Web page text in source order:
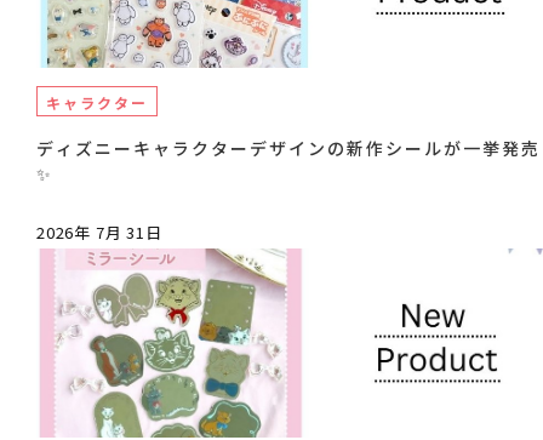
キャラクター
ディズニーキャラクターデザインの新作シールが一挙発売
✨
2026年 7月 31日